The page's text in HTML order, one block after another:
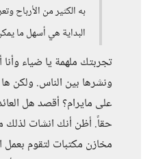
به الكثير من الأرباح
البداية هي أسهل ما
تجربتك ملهمة يا ضياء
ونشرها بين الناس. ولكن
على مايرام؟ أقصد هل
حقاً. أظن أنك انشات لذلك
مخازن مكتبات لتقوم بعمل